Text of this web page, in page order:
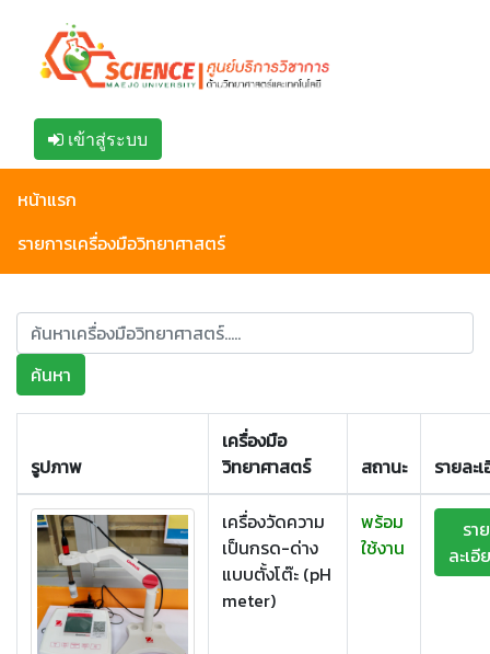
เข้าสู่ระบบ
หน้าแรก
รายการเครื่องมือวิทยาศาสตร์
ค้นหา
รูปภาพ
เครื่องมือ
วิทยาศาสตร์
สถานะ รายละ
เครื่องวัดความ
เป็นกรด-ด่าง
แบบตั้งโต๊ะ (pH
meter)
พร้อม
ใช้งาน
ราย
ละเอี